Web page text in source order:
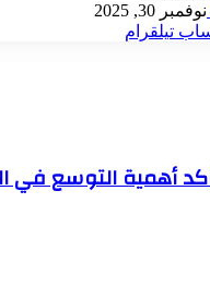
نوفمبر 30, 2025
تيلقرام
أهمية التوسع في